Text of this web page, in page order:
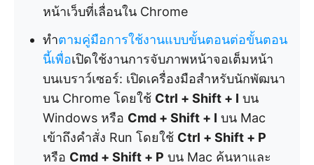
หน้าเว็บที่เลื่อนใน Chrome
ทำตามคู่มือการใช้งานแบบขั้นตอนต่อขั้นตอน
นี้เพื่อเปิดใช้งานการจับภาพหน้าจอเต็มหน้า
บนเบราว์เซอร์: เปิดเครื่องมือสำหรับนักพัฒนา
บน Chrome โดยใช้ Ctrl + Shift + I บน
Windows หรือ Cmd + Shift + I บน Mac
เข้าถึงคำสั่ง Run โดยใช้ Ctrl + Shift + P
หรือ Cmd + Shift + P บน Mac ค้นหาและ